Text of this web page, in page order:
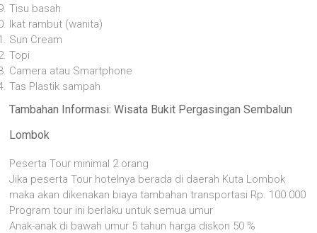
Tisu basah
Ikat rambut (wanita)
Sun Cream
Topi
Camera atau Smartphone
Tas Plastik sampah
Tambahan Informasi: Wisata Bukit Pergasingan Sembalun
Lombok
Peserta Tour minimal 2 orang
Jika peserta Tour hotelnya berada di daerah Kuta Lombok
maka akan dikenakan biaya tambahan transportasi Rp. 100.000
Program tour ini berlaku untuk semua umur
Anak-anak di bawah umur 5 tahun harga diskon 50 %